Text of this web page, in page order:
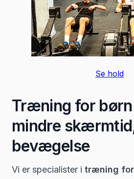
Se hold
Træning for børn
mindre
bevægelse
Vi er specialister i træning for